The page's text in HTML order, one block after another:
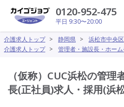
0120-952-475
平日 9:30〜20:00
介護求人トップ > 静岡県 > 浜松市中央区
介護求人トップ > 管理者・施設長・ホー
（仮称）CUC浜松の管
長(正社員)求人・採用(浜